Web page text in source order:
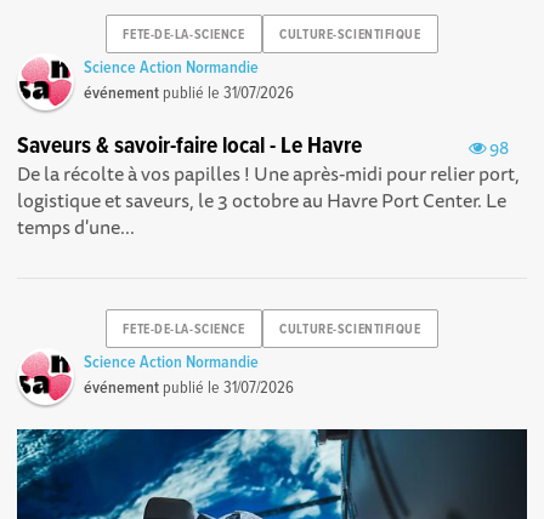
FETE-DE-LA-SCIENCE CULTURE-SCIENTIFIQUE
Science Action Normandie
événement publié le31/07/2026
98
Saveurs & savoir-faire local - Le Havre
De la récolte à vos papilles ! Une après-midi pour relier port,
logistique et saveurs, le 3 octobre au Havre Port Center. Le
temps d'une...
FETE-DE-LA-SCIENCE CULTURE-SCIENTIFIQUE
Science Action Normandie
événement publié le31/07/2026